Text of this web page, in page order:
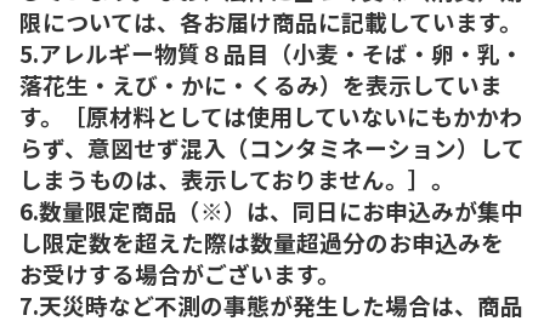
限については、各お届け商品に記載しています。
5.アレルギー物質８品目（小麦・そば・卵・乳・
落花生・えび・かに・くるみ）を表示していま
す。［原材料としては使用していないにもかかわ
らず、意図せず混入（コンタミネーション）して
しまうものは、表示しておりません。］。
6.数量限定商品（※）は、同日にお申込みが集中
し限定数を超えた際は数量超過分のお申込みを
お受けする場合がございます。
7.天災時など不測の事態が発生した場合は、商品